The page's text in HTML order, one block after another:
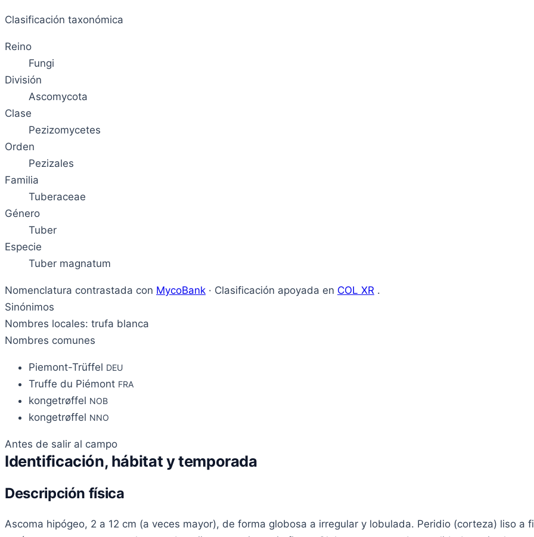
Clasificación taxonómica
Reino
Fungi
División
Ascomycota
Clase
Pezizomycetes
Orden
Pezizales
Familia
Tuberaceae
Género
Tuber
Especie
Tuber magnatum
Nomenclatura contrastada con MycoBank · Clasificación apoyada en COL XR .
Sinónimos
Nombres locales: trufa blanca
Nombres comunes
Piemont-Trüffel DEU
Truffe du Piémont FRA
kongetrøffel NOB
kongetrøffel NNO
Antes de salir al campo
Identificación, hábitat y temporada
Descripción física
Ascoma hipógeo, 2 a 12 cm (a veces mayor), de forma globosa a irregular y lobulada. Peridio (corteza) liso a